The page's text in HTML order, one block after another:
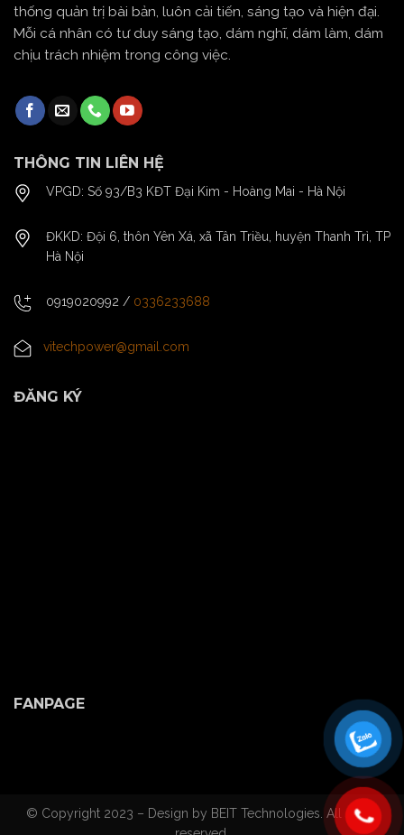
thống quản trị bài bản, luôn cải tiến, sáng tạo và hiện đại.
Mỗi cá nhân có tư duy sáng tạo, dám nghĩ, dám làm, dám
chịu trách nhiệm trong công việc.
THÔNG TIN LIÊN HỆ
VPGD: Số 93/B3 KĐT Đại Kim - Hoàng Mai - Hà Nội
ĐKKD: Đội 6, thôn Yên Xá, xã Tân Triều, huyện Thanh Trì, TP
Hà Nội
0919020992 / 0336233688
vitechpower@gmail.com
ĐĂNG KÝ
FANPAGE
© Copyright 2023 – Design by BEIT Technologies. All rights